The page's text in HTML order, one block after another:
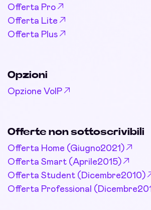
Offerta Pro
Offerta Lite
Offerta Plus
Opzioni
Opzione VoIP
Offerte non sottoscrivibili
Offerta Home (Giugno2021)
Offerta Smart (Aprile2015)
Offerta Student (Dicembre2010)
Offerta Professional